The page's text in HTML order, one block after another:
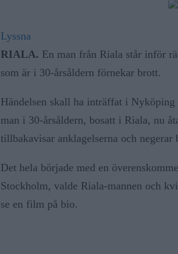
Lyssna
RIALA. En man från Riala står inför
som är i 30-årsåldern förnekar brott.
Händelsen skall ha inträffat i
man i 30-årsåldern, bosatt i Riala, nu
tillbakavisar anklagelserna och negerar
Det hela började med en
Stockholm, valde Riala-mannen och
se en film på bio.